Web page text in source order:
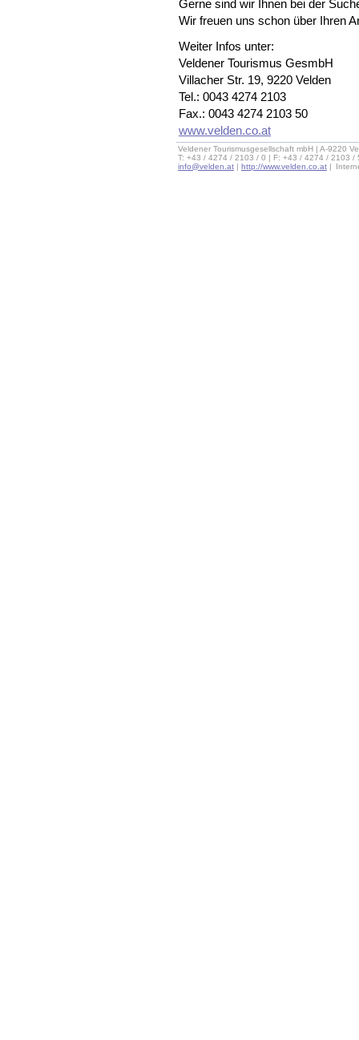
Gerne sind wir Ihnen bei der
Wir freuen uns schon über Ihren
Weiter Infos unter:
Veldener Tourismus GesmbH
Villacher Str. 19, 9220 Velden
Tel.: 0043 4274 2103
Fax.: 0043 4274 2103 50
www.velden.co.at
Veldener Tourismusgesellschaft mbH | A-9220
T: +43 / 4274 / 2103 / 0 | F: +43 / 4274 / 2103 /
info@velden.at | http://www.velden.co.at |